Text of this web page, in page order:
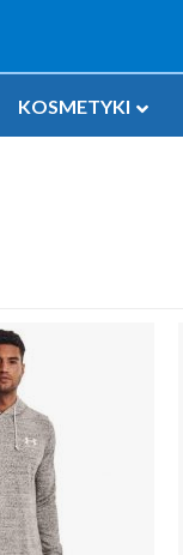
KOSMETYKI